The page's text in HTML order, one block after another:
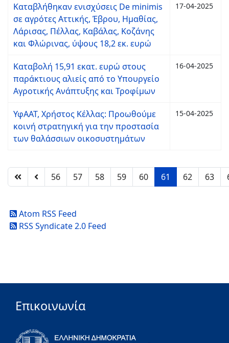
Καταβλήθηκαν ενισχύσεις De minimis
σε αγρότες Αττικής, Έβρου, Ημαθίας,
Λάρισας, Πέλλας, Καβάλας, Κοζάνης
και Φλώρινας, ύψους 18,2 εκ. ευρώ
17-04-2025
Καταβολή 15,91 εκατ. ευρώ στους
παράκτιους αλιείς από το Υπουργείο
Αγροτικής Ανάπτυξης και Τροφίμων
16-04-2025
ΥφΑΑΤ, Χρήστος Κέλλας: Προωθούμε
κοινή στρατηγική για την προστασία
των θαλάσσιων οικοσυστημάτων
15-04-2025
56 57 58 59 60 61 62 63
Atom RSS Feed
RSS Syndicate 2.0 Feed
Επικοινωνία